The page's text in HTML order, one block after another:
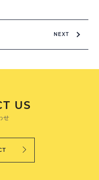
NEXT
US
せ